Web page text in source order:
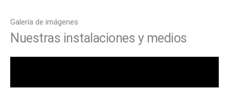
Galería de imágenes
Nuestras instalaciones y medios